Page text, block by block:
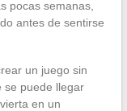
pocas semanas,
antes de sentirse
un juego sin
se puede llegar
en un